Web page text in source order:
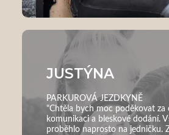
JUSTÝNA
PARKUROVÁ JEZDKYNĚ
"Chtěla bych moc poděkovat za
komunikaci a bleskové dodání.
proběhlo naprosto na jedničku.